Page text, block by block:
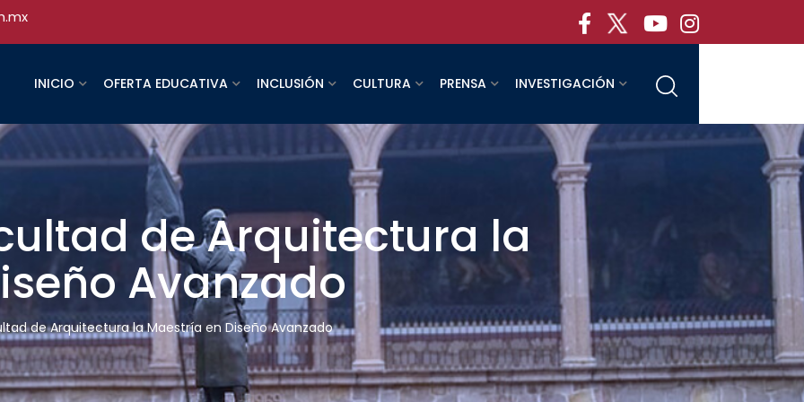
INICIO OFERTA EDUCATIVA INCLUSIÓN CULTURA PRENSA INVESTIGACIÓN
de Arquitectura la
Avanzado
de Arquitectura la Maestría en Diseño Avanzado